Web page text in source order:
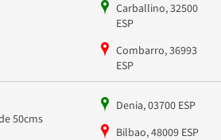
Carballino, 32500
ESP
Combarro, 36993
ESP
50cms
Denia, 03700 ESP
Bilbao, 48009 ESP